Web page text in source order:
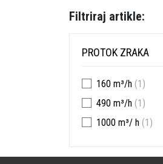
Filtriraj artikle:
PROTOK ZRAKA
160 m³/h (1)
490 m³/h (1)
1000 m³/ h (1)